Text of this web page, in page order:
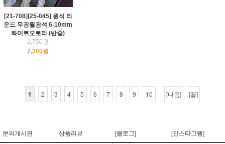
[21-708][25-045] 원석 라
운드 무광월광석 6-10mm
화이트오로라 (반줄)
2,750원
2,200원
1 2 3 4 5 6 7 8 9 10 [다음] [끝]
문의게시판 상품리뷰 [블로그] [인스타그램]